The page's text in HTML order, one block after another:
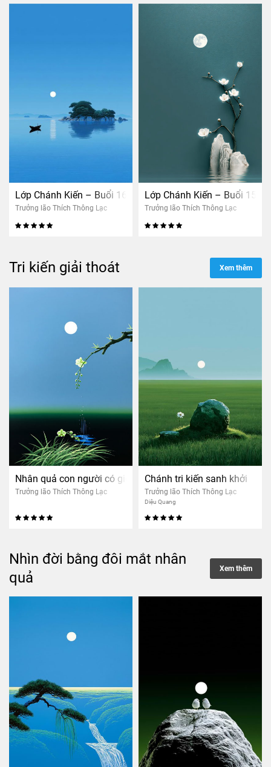
Lớp Chánh Kiến – Buổi 16: Tri kiến giải thoát (nam)
Trưởng lão Thích Thông Lạc
Lớp Chánh Kiến – Buổi 15:
Trưởng lão Thích Thông Lạc
Tri kiến giải thoát Xem thêm
Nhân quả con người có giống cây bắp không?
Trưởng lão Thích Thông Lạc
Chánh tri kiến sanh khởi
Trưởng lão Thích Thông Lạc
Diệu Quang
Nhìn đời bằng đôi mắt nhân
quả
Xem thêm